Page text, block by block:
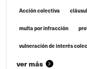
Acción colectiva
multa por infracción
vulneración de interés
ver más